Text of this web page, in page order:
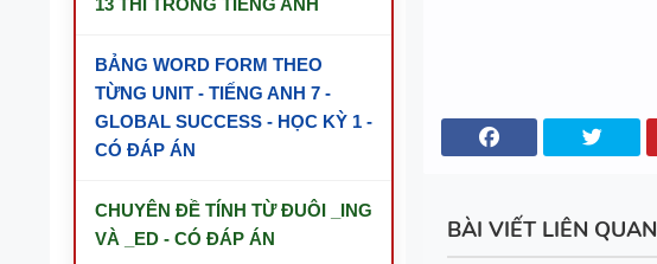
13 THÌ TRONG TIẾNG ANH
BẢNG WORD FORM THEO
TỪNG UNIT - TIẾNG ANH 7 -
GLOBAL SUCCESS - HỌC KỲ 1 -
CÓ ĐÁP ÁN
CHUYÊN ĐỀ TÍNH TỪ ĐUÔI _ING
VÀ _ED - CÓ ĐÁP ÁN
BÀI VIẾT LIÊN QUAN